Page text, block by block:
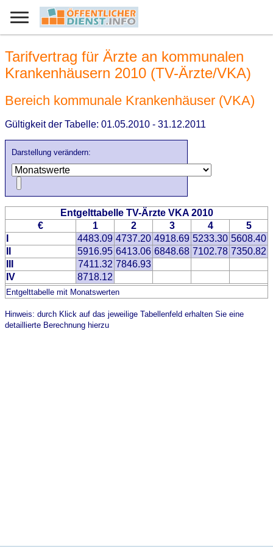
Darstellung verändern:
Tarifvertrag für Ärzte an kommunalen
Krankenhäusern 2010 (TV-Ärzte/VKA)
Bereich kommunale Krankenhäuser (VKA)
Gültigkeit der Tabelle: 01.05.2010 - 31.12.2011
Entgelttabelle TV-Ärzte VKA 2010
€
1 2 3 4
5
4483.09 4737.20 4918.69 5233.30 5608.40
5916.95 6413.06 6848.68 7102.78 7350.82
7411.32 7846.93
IV
8718.12
Entgelttabelle mit Monatswerten
Hinweis: durch Klick auf das jeweilige Tabellenfeld erhalten Sie eine
detaillierte Berechnung hierzu